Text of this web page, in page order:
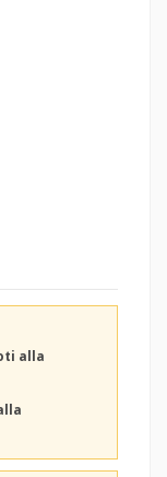
alla